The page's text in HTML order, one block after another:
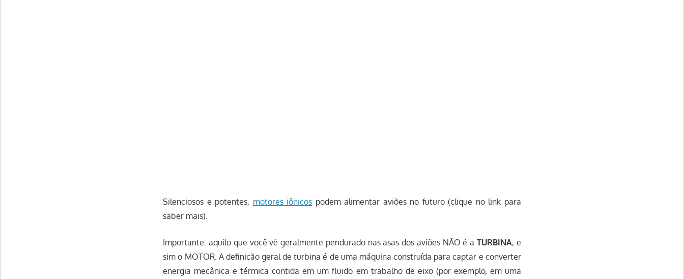
Silenciosos e potentes, motores iônicos podem alimentar aviões no futuro (clique no link para
saber mais).
Importante: aquilo que você vê geralmente pendurado nas asas dos aviões NÃO é aTURBINA, e
sim o MOTOR. A definição geral de turbina é de uma máquina construída para captar e converter
energia mecânica e térmica contida em um fluido em trabalho de eixo (por exemplo, em uma